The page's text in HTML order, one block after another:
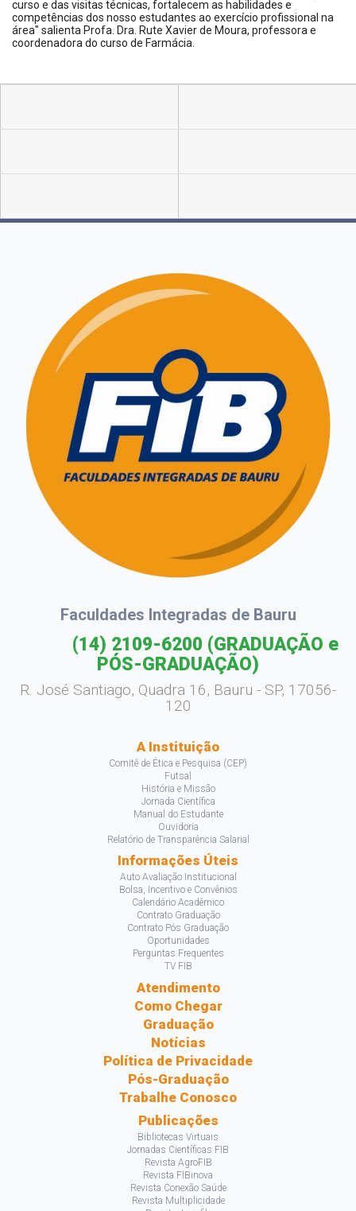
curso e das visitas técnicas, fortalecem as habilidades e
competências dos nosso estudantes ao exercício profissional na
área" salienta Profa. Dra. Rute Xavier de Moura, professora e
coordenadora do curso de Farmácia.
Faculdades Integradas de Bauru
(14) 2109-6200 (GRADUAÇÃO e
PÓS-GRADUAÇÃO)
R. José Santiago, Quadra 16, Bauru - SP, 17056-
120
A Instituição
Comitê de Ética e Pesquisa (CEP)
Futsal
História e Missão
Jornada Científica
Manual do Estudante
Ouvidoria
Relatório de Transparência Salarial
Informações Úteis
Auto Avaliação Institucional
Bolsa, Incentivo e Convênios
Calendário Acadêmico
Contrato Graduação
Contrato Pós Graduação
Oportunidades
Perguntas Frequentes
TV FIB
Atendimento
Como Chegar
Graduação
Notícias
Política de Privacidade
Pós-Graduação
Trabalhe Conosco
Publicações
Bibliotecas Virtuais
Jornadas Científicas FIB
Revista AgroFIB
Revista FIBinova
Revista Conexão Saúde
Revista Multiplicidade